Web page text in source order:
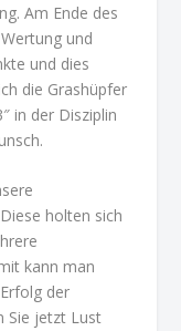
Am Ende des
und
und dies
die Grashüpfer
in der Disziplin
holten sich
kann man
der
Sie jetzt Lust